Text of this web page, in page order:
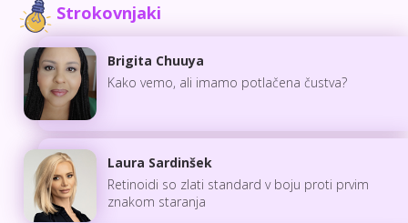
Strokovnjaki
Brigita Chuuya
Kako vemo, ali imamo potlačena čustva?
Laura Sardinšek
Retinoidi so zlati standard v boju proti prvim
znakom staranja